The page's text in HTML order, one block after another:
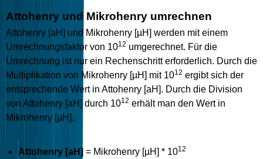
Attohenry und Mikrohenry umrechnen
Attohenry [aH] und Mikrohenry [µH] werden mit einem
Umrechnungsfaktor von 1012 umgerechnet. Für die
Umrechnung ist nur ein Rechenschritt erforderlich. Durch die
Multiplikation von Mikrohenry [µH] mit 1012 ergibt sich der
entsprechende Wert in Attohenry [aH]. Durch die Division
von Attohenry [aH] durch 1012 erhält man den Wert in
Mikrohenry [µH].
Attohenry [aH] = Mikrohenry [µH] * 1012